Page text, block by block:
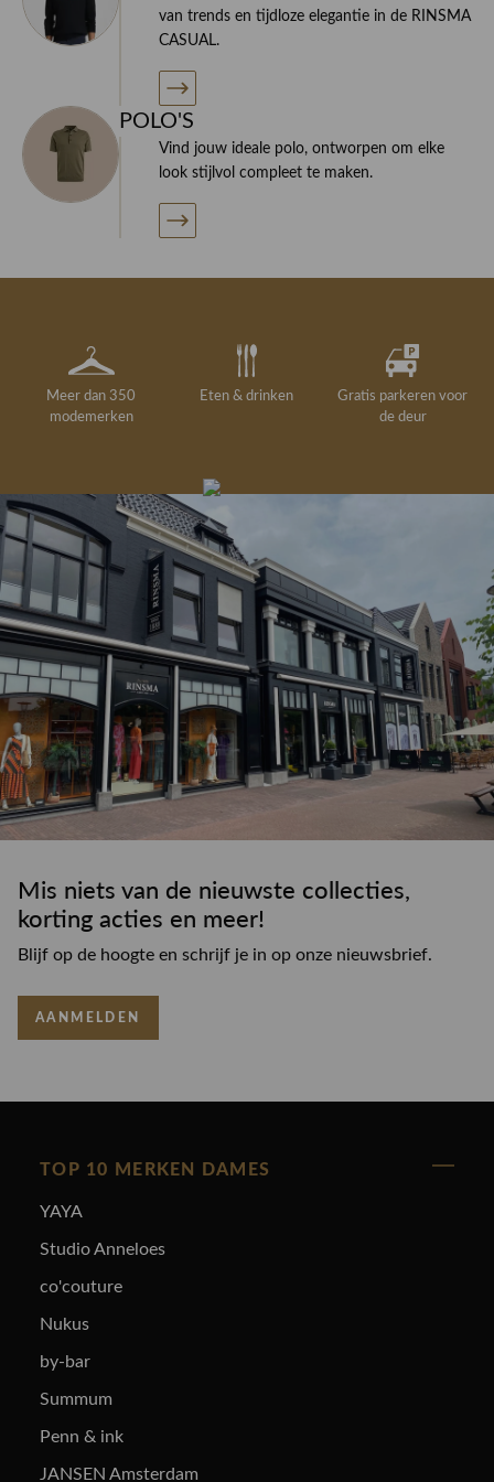
van trends en tijdloze elegantie in de RINSMA
CASUAL.
POLO'S
Vind jouw ideale polo, ontworpen om elke
look stijlvol compleet te maken.
Meer dan 350
modemerken
Eten & drinken
Gratis parkeren voor
de deur
drankje
Gratis retourneren in
de winkel
Deskundig
kledingadvies
Mis niets van de nieuwste collecties,
korting acties en meer!
Blijf op de hoogte en schrijf je in op onze nieuwsbrief.
AANMELDEN
TOP 10 MERKEN DAMES
YAYA
Studio Anneloes
co'couture
Nukus
by-bar
Summum
Penn & ink
JANSEN Amsterdam